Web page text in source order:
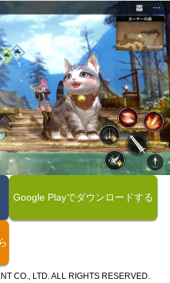
Google Playでダウンロードする
CO., LTD. ALL RIGHTS RESERVED.